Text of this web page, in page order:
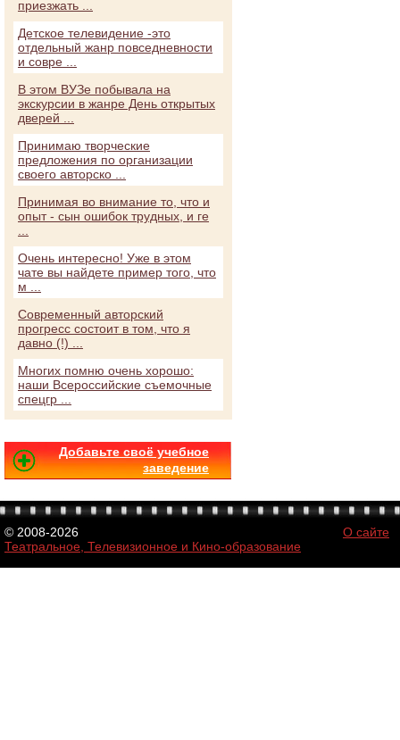
приезжать ...
Детское телевидение -это
отдельный жанр повседневности
и совре ...
В этом ВУЗе побывала на
экскурсии в жанре День открытых
дверей ...
Принимаю творческие
предложения по организации
своего авторско ...
Принимая во внимание то, что и
опыт - сын ошибок трудных, и ге
Очень интересно! Уже в этом
чате вы найдете пример того, что
м ...
Современный авторский
прогресс состоит в том, что я
давно (!) ...
Многих помню очень хорошо:
наши Всероссийские съемочные
спецгр ...
Добавьте своё учебное
заведение
© 2008-2026
Театральное, Телевизионное и Кино-образование
О сайте